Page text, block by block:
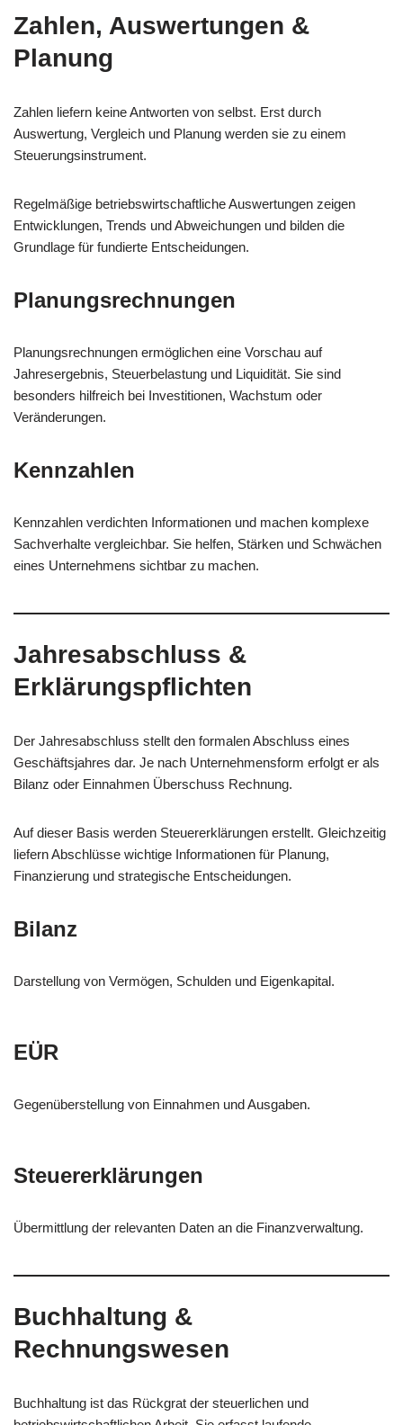
Zahlen, Auswertungen &
Planung
Zahlen liefern keine Antworten von selbst. Erst durch
Auswertung, Vergleich und Planung werden sie zu einem
Steuerungsinstrument.
Regelmäßige betriebswirtschaftliche Auswertungen zeigen
Entwicklungen, Trends und Abweichungen und bilden die
Grundlage für fundierte Entscheidungen.
Planungsrechnungen
Planungsrechnungen ermöglichen eine Vorschau auf
Jahresergebnis, Steuerbelastung und Liquidität. Sie sind
besonders hilfreich bei Investitionen, Wachstum oder
Veränderungen.
Kennzahlen
Kennzahlen verdichten Informationen und machen komplexe
Sachverhalte vergleichbar. Sie helfen, Stärken und Schwächen
eines Unternehmens sichtbar zu machen.
Jahresabschluss &
Erklärungspflichten
Der Jahresabschluss stellt den formalen Abschluss eines
Geschäftsjahres dar. Je nach Unternehmensform erfolgt er als
Bilanz oder Einnahmen Überschuss Rechnung.
Auf dieser Basis werden Steuererklärungen erstellt. Gleichzeitig
liefern Abschlüsse wichtige Informationen für Planung,
Finanzierung und strategische Entscheidungen.
Bilanz
Darstellung von Vermögen, Schulden und Eigenkapital.
EÜR
Gegenüberstellung von Einnahmen und Ausgaben.
Steuererklärungen
Übermittlung der relevanten Daten an die Finanzverwaltung.
Buchhaltung &
Rechnungswesen
Buchhaltung ist das Rückgrat der steuerlichen und